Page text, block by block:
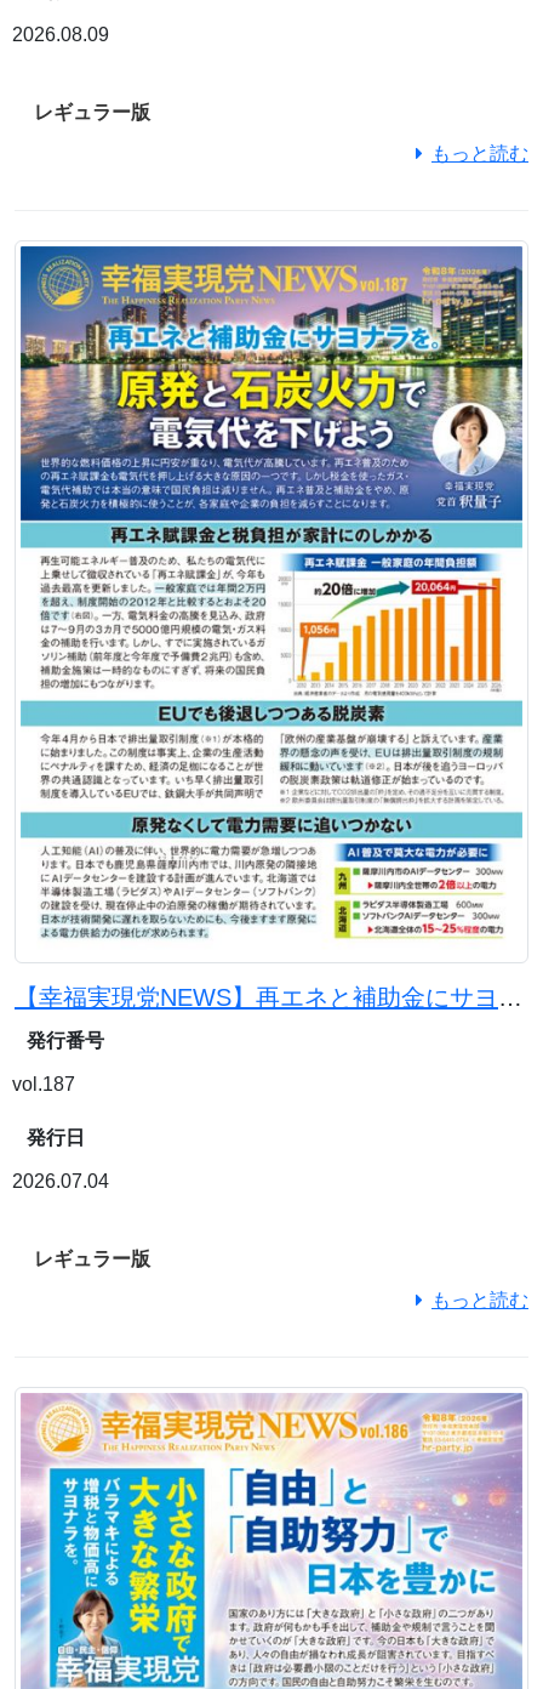
2026.08.09
レギュラー版
もっと読む
【幸福実現党NEWS】再エネと補助金にサヨナラを。原発と石炭火力で電気代を下げよう
発行番号
vol.187
発行日
2026.07.04
レギュラー版
もっと読む